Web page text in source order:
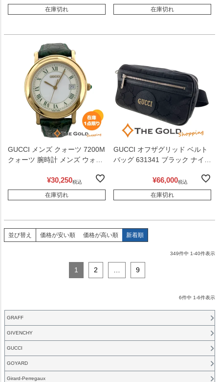
在庫切れ
バッグ レディース GUCCI 【中
古】
在庫切れ
GUCCI メンズ クォーツ 7200M
クォーツ 腕時計 メンズ ウォッ
¥30,250税込
在庫切れ
GUCCI オフザグリッド ベルト
バッグ 631341 ブラック ナイロ
ー ボディバッグ グッチ 【中
古】
¥66,000税込
在庫切れ
並び替え 価格が安い順 価格が高い順 新着順
349件中 1-40件表示
1 2 9
6件中 1-6件表示
GRAFF
GIVENCHY
GUCCI
GOYARD
Girard-Perregaux